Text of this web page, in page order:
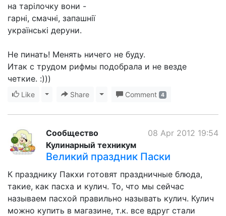
на тарiлочку вони -
гарнi, смачнi, запашнiї
українськi деруни.
Не пинать! Менять ничего не буду.
Итак с трудом рифмы подобрала и не везде
четкие. :)))
Like Toggle Dropdown
Share Toggle Dropdown
Comment 4
08 Apr 2012 19:54
Сообщество
Кулинарный техникум
Великий праздник Паски
К празднику Пакхи готовят праздничные блюда,
такие, как пасха и кулич. То, что мы сейчас
называем пасхой правильно называть кулич. Кулич
можно купить в магазине, т.к. все вдруг стали